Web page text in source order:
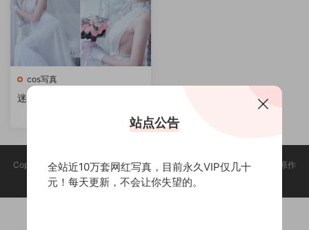
cos写真
迷失人形QUQ微博coser全部
Copyright @ 2025 养眼集 版权声明:本站所有资源均收集于网络，版权归原作
者所有，如有侵权，请联系删除。
站点公告
全站近10万套网红写真，目前永久VIP仅几十
元！每天更新，不会让你失望的。